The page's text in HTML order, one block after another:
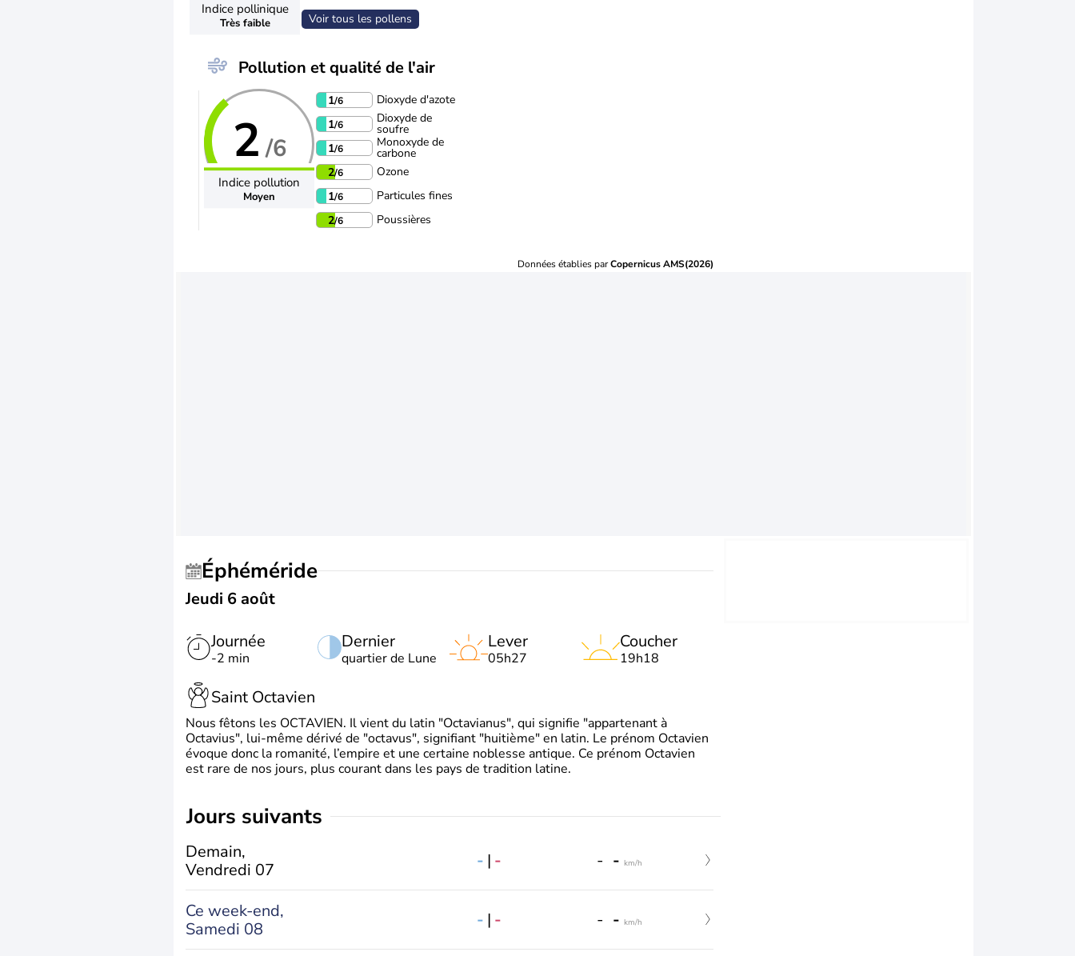
Indice pollinique
Très faible Voir tous les pollens
Pollution et qualité de l'air
2 /6
Indice pollution
Moyen
1/6
Dioxyde d'azote
1/6 Dioxyde de
soufre
1/6 Monoxyde de
carbone
2/6
Ozone
1/6
Particules fines
2/6 Poussières
Données établies parCopernicus AMS(2026)
Éphéméride
Jeudi 6 août
Journée
-2 min
Dernier
quartier de Lune
Lever
05h27
Coucher
19h18
Saint Octavien
Nous fêtons les OCTAVIEN. Il vient du latin "Octavianus", qui signifie "appartenant à
Octavius", lui-même dérivé de "octavus", signifiant "huitième" en latin. Le prénom Octavien
évoque donc la romanité, l’empire et une certaine noblesse antique. Ce prénom Octavien
est rare de nos jours, plus courant dans les pays de tradition latine.
jours suivants
Demain,
Vendredi 07
- | - - - km/h
Ce week-end,
Samedi 08
- | - - - km/h